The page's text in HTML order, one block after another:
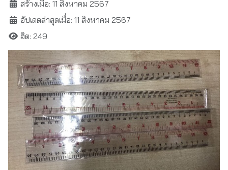
สร้างเมื่อ: 11 สิงหาคม 2567
อัปเดตล่าสุดเมื่อ: 11 สิงหาคม 2567
ฮิต: 249